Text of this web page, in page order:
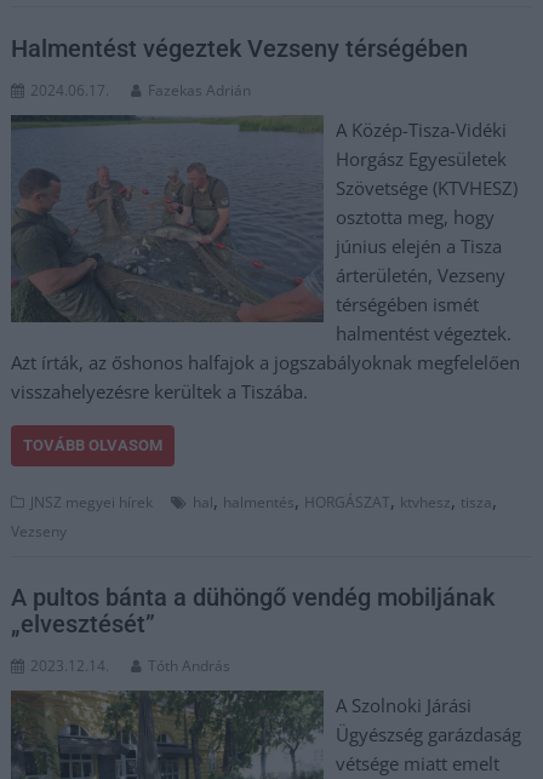
Halmentést végeztek Vezseny térségében
2024.06.17. Fazekas Adrián
A Közép-Tisza-Vidéki
Horgász Egyesületek
Szövetsége (KTVHESZ)
osztotta meg, hogy
június elején a Tisza
árterületén, Vezseny
térségében ismét
halmentést végeztek.
Azt írták, az őshonos halfajok a jogszabályoknak megfelelően
visszahelyezésre kerültek a Tiszába.
TOVÁBB OLVASOM
JNSZ megyei hírek hal, halmentés, HORGÁSZAT, ktvhesz, tisza,
Vezseny
A pultos bánta a dühöngő vendég mobiljának
„elvesztését”
2023.12.14. Tóth András
A Szolnoki Járási
Ügyészség garázdaság
vétsége miatt emelt